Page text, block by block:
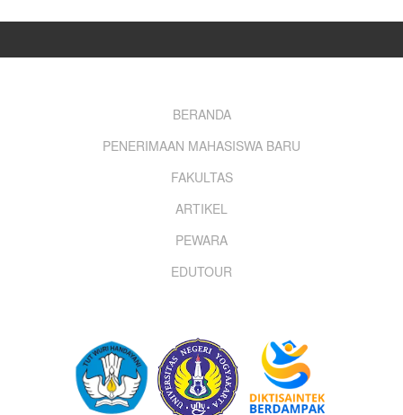
BERANDA
PENERIMAAN MAHASISWA BARU
FAKULTAS
ARTIKEL
PEWARA
EDUTOUR